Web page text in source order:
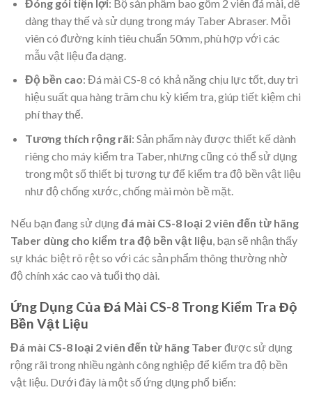
Đóng gói tiện lợi: Bộ sản phẩm bao gồm 2 viên đá mài, dễ
dàng thay thế và sử dụng trong máy Taber Abraser. Mỗi
viên có đường kính tiêu chuẩn 50mm, phù hợp với các
mẫu vật liệu đa dạng.
Độ bền cao: Đá mài CS-8 có khả năng chịu lực tốt, duy trì
hiệu suất qua hàng trăm chu kỳ kiểm tra, giúp tiết kiệm chi
phí thay thế.
Tương thích rộng rãi: Sản phẩm này được thiết kế dành
riêng cho máy kiểm tra Taber, nhưng cũng có thể sử dụng
trong một số thiết bị tương tự để kiểm tra độ bền vật liệu
như độ chống xước, chống mài mòn bề mặt.
Nếu bạn đang sử dụngđá mài CS-8 loại 2 viên đến từ hãng
Taber dùng cho kiểm tra độ bền vật liệu , bạn sẽ nhận thấy
sự khác biệt rõ rệt so với các sản phẩm thông thường nhờ
độ chính xác cao và tuổi thọ dài.
Ứng Dụng Của Đá Mài CS-8 Trong Kiểm Tra Độ
Bền Vật Liệu
Đá mài CS-8 loại 2 viên đến từ hãng Taberđược sử dụng
rộng rãi trong nhiều ngành công nghiệp để kiểm tra độ bền
vật liệu. Dưới đây là một số ứng dụng phổ biến: